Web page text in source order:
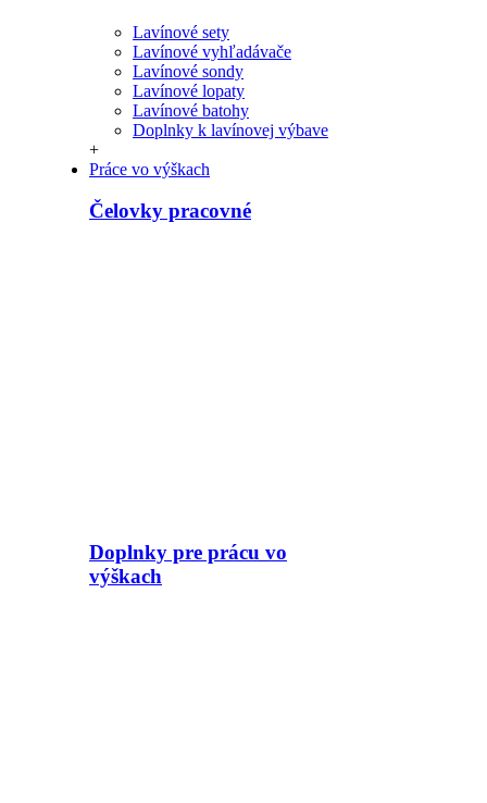
Lavínové sety
Lavínové vyhľadávače
Lavínové sondy
Lavínové lopaty
Lavínové batohy
Doplnky k lavínovej výbave
+
Práce vo výškach
Čelovky pracovné
Doplnky pre prácu vo
výškach